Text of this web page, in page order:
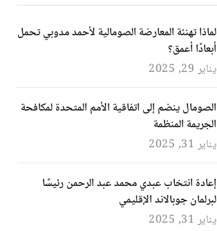
لماذا تهنئة المعارضة الصومالية لأحمد مدوبي تحمل
أبعادًا أعمق؟
يناير 29, 2025
الصومال ينضم إلى اتفاقية الأمم المتحدة لمكافحة
الجريمة المنظمة
يناير 31, 2025
إعادة انتخاب عبدي محمد عبد الرحمن رئيسًا
لبرلمان جوبالاند الإقليمي
يناير 31, 2025